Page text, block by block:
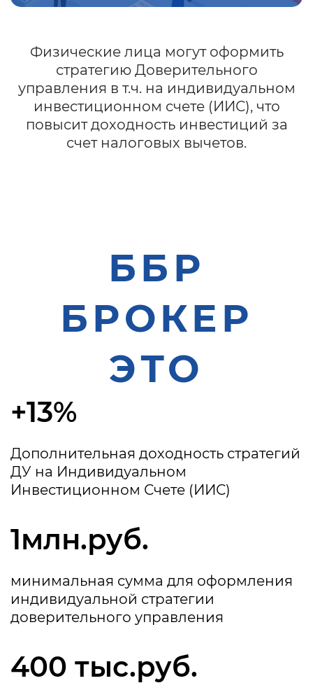
Физические лица могут оформить
стратегию Доверительного
управления в т.ч. на индивидуальном
инвестиционном счете (ИИС), что
повысит доходность инвестиций за
счет налоговых вычетов.
ББР
БРОКЕР
ЭТО
+13%
Дополнительная доходность стратегий
ДУ на Индивидуальном
Инвестиционном Счете (ИИС)
1млн.руб.
минимальная сумма для оформления
индивидуальной стратегии
доверительного управления
400 тыс.руб.